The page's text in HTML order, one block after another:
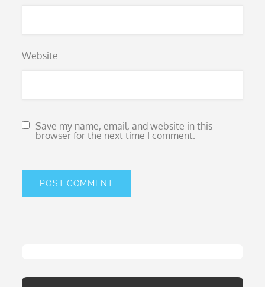
Website
Save my name, email, and website in this
browser for the next time I comment.